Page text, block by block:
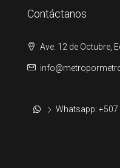
Contáctanos
Ave. 12 de Octubre,
Whatsapp: